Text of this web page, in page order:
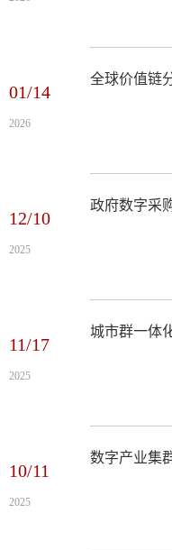
01/14
2026
12/10
2025
11/17
2025
10/11
2025